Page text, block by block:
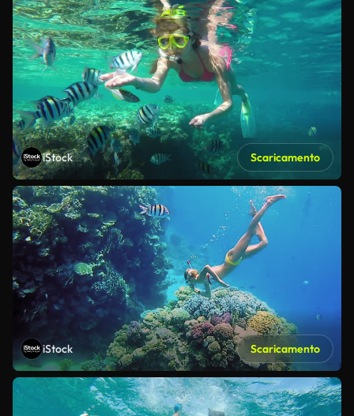
iStock Scaricamento
iStock Scaricamento